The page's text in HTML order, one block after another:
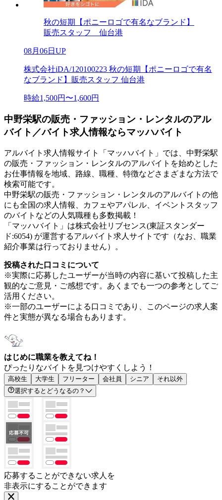
秋の短期【ポニーロゴで有名なブランド】
販売スタッフ 仙台港
08月06日UP
株式会社iDA/120100223 秋の短期【ポニーロゴで有名
なブランド】販売スタッフ 仙台港
時給1,500円〜1,600円
中野栄駅の販売・ファッション・レンタルのアル
バイト／バイト求人情報ならマッハバイト
アルバイト求人情報サイト「マッハバイト」では、中野栄駅
の販売・ファッション・レンタルのアルバイトを始めとした
お仕事情報を地域、路線、職種、特徴などさまざまな方法で
検索可能です。
中野栄駅の販売・ファッション・レンタルのアルバイトの他
にも全国の求人情報、カフェやアパレル、イベントスタッフ
のバイトなどの人気職種も多数掲載！
「マッハバイト」は株式会社リブセンス(東証スタンダー
ド:6054) が運営するアルバイト求人サイトです（なお、職業
紹介事業は行っておりません）。
投稿された口コミについて
※実際に応募したユーザーが当時の内容に基いて投稿した主
観的なご意見・ご感想です。あくまでも一つの参考としてご
活用ください。
※一部のユーザーによる口コミであり、このページの求人案
件と実態が異なる場合もあります。
はじめに職業を教えてね！
ぴったりなバイトを見つけやすくしよう！
高校生 大学生 フリーター 会社員 シニア
それ以外
選択するとどうなるの？
応募することができない求人を
非表示にすることができます